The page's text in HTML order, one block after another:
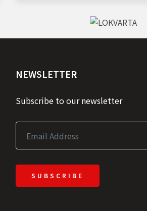
NEWSLETTER
Subscribe to our newsletter
SUBSCRIBE